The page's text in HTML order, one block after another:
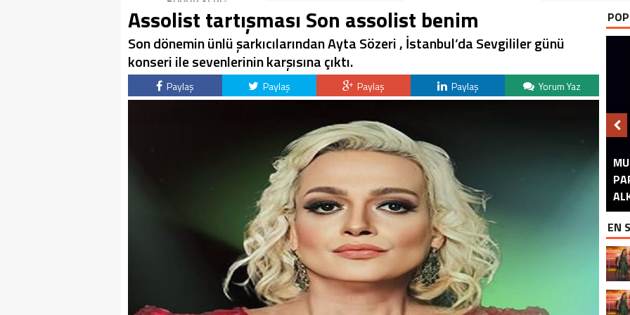
BÜYÜK ALKIŞ
Assolist tartışması Son assolist benim
Son dönemin ünlü şarkıcılarından Ayta Sözeri , İstanbul’da Sevgililer günü
konseri ile sevenlerinin karşısına çıktı.
Paylaş Paylaş Paylaş Paylaş Yorum Yaz
EN